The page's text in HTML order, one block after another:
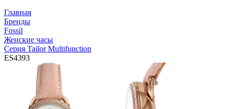
Главная
Бренды
Fossil
Женские часы
Серия Tailor Multifunction
ES4393